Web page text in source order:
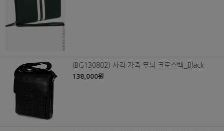
(BG130802) 사각 가죽 무늬 크로스백_Black
138,000원